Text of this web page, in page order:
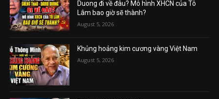
Duong đi về đâu? Mô hình XHCN của Tô
Lâm bao giờ sẽ thành?
August 5, 2026
Khủng hoảng kim cương vàng Việt Nam
August 5, 2026